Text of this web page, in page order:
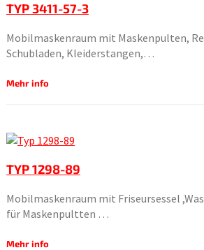
TYP 3411-57-3
Mobilmaskenraum mit Maskenpulten,
Schubladen, Kleiderstangen,…
Mehr info
TYP 1298-89
Mobilmaskenraum mit Friseursessel
für Maskenpultten …
Mehr info